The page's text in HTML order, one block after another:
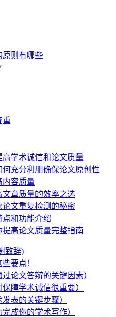
原则有哪些
重
学术诚信和论文质量
充分利用确保论文原创性
内容质量
章质量的效率之选
文重复检测的秘密
和功能介绍
高论文质量完整指南
致辞)
要点！
论文答辩的关键因素）
障学术诚信很重要）
表的关键步骤）
成你的学术写作）